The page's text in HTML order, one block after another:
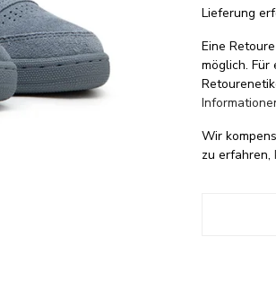
Lieferung
Eine
möglich.
Wir
zu erfahren,